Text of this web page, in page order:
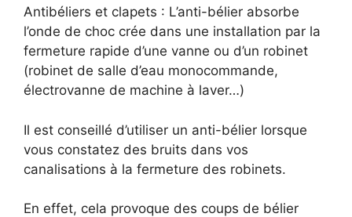
Antibéliers et clapets : L’anti-bélier absorbe
l’onde de choc crée dans une installation par la
fermeture rapide d’une vanne ou d’un robinet
(robinet de salle d’eau monocommande,
électrovanne de machine à laver…)
Il est conseillé d’utiliser un anti-bélier lorsque
vous constatez des bruits dans vos
canalisations à la fermeture des robinets.
En effet, cela provoque des coups de bélier